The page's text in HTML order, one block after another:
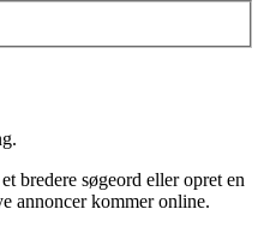
bredere søgeord eller opret en
annoncer kommer online.